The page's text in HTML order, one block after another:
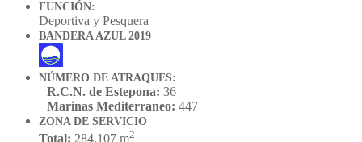
FUNCIÓN:
Deportiva y Pesquera
BANDERA AZUL 2019
NÚMERO DE ATRAQUES:
R.C.N. de Estepona: 36
Marinas Mediterraneo: 447
ZONA DE SERVICIO
Total: 284.107 m2